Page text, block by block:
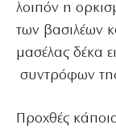
λοιπόν η
των βασιλέων
μασέλας δέκα
συντρόφων
Προχθές